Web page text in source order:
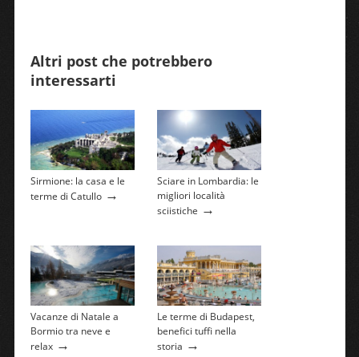
Altri post che potrebbero
interessarti
Sirmione: la casa e le
terme di Catullo→
Sciare in Lombardia: le
migliori località
sciistiche →
Vacanze di Natale a
Bormio tra neve e
relax→
Le terme di Budapest,
benefici tuffi nella
storia →